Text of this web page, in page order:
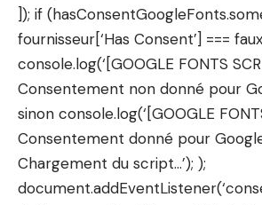
]); if
fournisseur[‘Has Consent’] ===
console.log(‘[GOOGLE FONTS
Consentement non donné pour
sinon console.log(‘[GOOGLE
Consentement donné pour
Chargement du script…’); );